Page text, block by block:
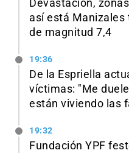
Devastación,
así está
de magnitud 7,4
19:36
De la Espriella
víctimas: "Me
están viviendo las
19:32
Fundación YPF